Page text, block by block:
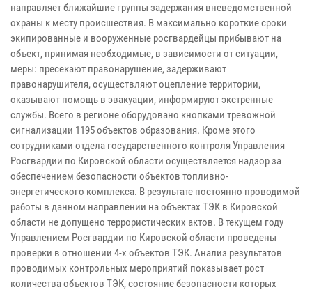
направляет ближайшие группы задержания вневедомственной
охраны к месту происшествия. В максимально короткие сроки
экипированные и вооруженные росгвардейцы прибывают на
объект, принимая необходимые, в зависимости от ситуации,
меры: пресекают правонарушение, задерживают
правонарушителя, осуществляют оцепление территории,
оказывают помощь в эвакуации, информируют экстренные
службы. Всего в регионе оборудовано кнопками тревожной
сигнализации 1195 объектов образования. Кроме этого
сотрудниками отдела государственного контроля Управления
Росгвардии по Кировской области осуществляется надзор за
обеспечением безопасности объектов топливно-
энергетического комплекса. В результате постоянно проводимой
работы в данном направлении на объектах ТЭК в Кировской
области не допущено террористических актов. В текущем году
Управлением Росгвардии по Кировской области проведены
проверки в отношении 4-х объектов ТЭК. Анализ результатов
проводимых контрольных мероприятий показывает рост
количества объектов ТЭК, состояние безопасности которых